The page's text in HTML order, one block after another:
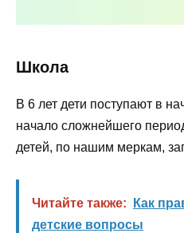
Школа
В 6 лет дети поступают в
начало сложнейшего
детей, по нашим меркам,
Читайте также:
Как
детские вопросы